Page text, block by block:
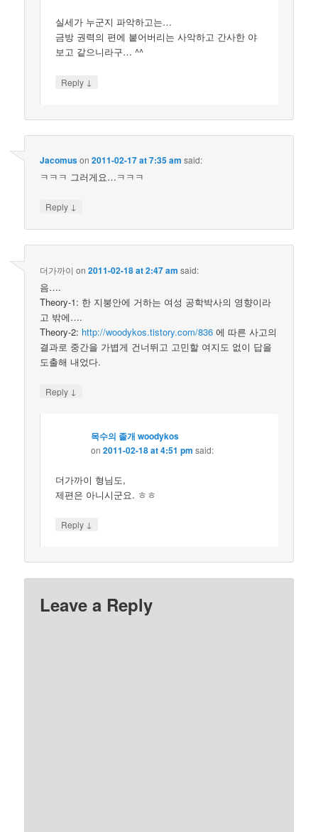
실세가 누군지 파악하고는…
금방 권력의 편에 붙어버리는 사악하고 간사한 야
보고 같으니라구… ^^
Reply ↓
Jacomuson2011-02-17 at 7:35 am said:
ㅋㅋㅋ 그러게요…ㅋㅋㅋ
Reply ↓
더가까이 on2011-02-18 at 2:47 am said:
음….
Theory-1: 한 지붕안에 거하는 여성 공학박사의 영향이라
고 밖에….
Theory-2: http://woodykos.tistory.com/836 에 따른 사고의
결과로 중간을 가볍게 건너뛰고 고민할 여지도 없이 답을
도출해 내었다.
Reply ↓
목수의 졸개 woodykos
on2011-02-18 at 4:51 pm said:
더가까이 형님도,
제편은 아니시군요. ㅎㅎ
Reply ↓
Leave a Reply